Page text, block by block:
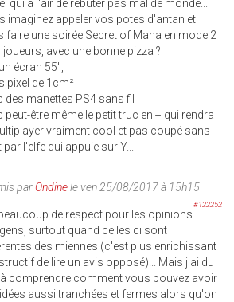
qui a l'air de rebuter pas mal de monde...
imaginez appeler vos potes d'antan et
faire une soirée Secret of Mana en mode 2
joueurs, avec une bonne pizza ?
écran 55",
pixel de 1cm²
des manettes PS4 sans fil
peut-être même le petit truc en + qui rendra
vraiment cool et pas coupé sans
par l'elfe qui appuie sur Y...
parOndinele ven 25/08/2017 à 15h15
#122252
de respect pour les opinions
surtout quand celles ci sont
des miennes (c'est plus enrichissant
de lire un avis opposé)... Mais j'ai du
comprendre comment vous pouvez avoir
aussi tranchées et fermes alors qu'on